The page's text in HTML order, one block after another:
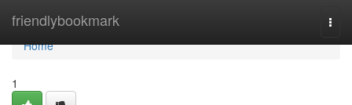
friendlybookmark
Home
Home
1